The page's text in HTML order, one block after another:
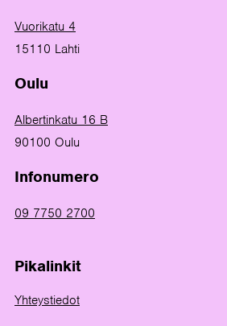
Vuorikatu 4
15110 Lahti
Oulu
Albertinkatu 16 B
90100 Oulu
Infonumero
09 7750 2700
Pikalinkit
Yhteystiedot